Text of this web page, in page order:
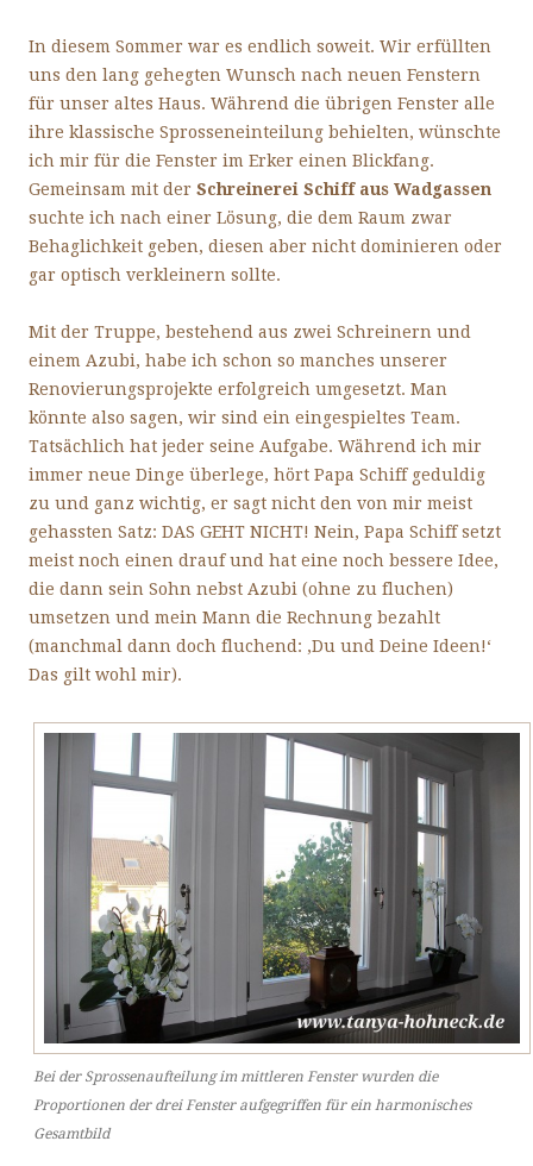
In diesem Sommer war es endlich soweit. Wir erfüllten
uns den lang gehegten Wunsch nach neuen Fenstern
für unser altes Haus. Während die übrigen Fenster alle
ihre klassische Sprosseneinteilung behielten, wünschte
ich mir für die Fenster im Erker einen Blickfang.
Gemeinsam mit der Schreinerei Schiff aus Wadgassen
suchte ich nach einer Lösung, die dem Raum zwar
Behaglichkeit geben, diesen aber nicht dominieren oder
gar optisch verkleinern sollte.
Mit der Truppe, bestehend aus zwei Schreinern und
einem Azubi, habe ich schon so manches unserer
Renovierungsprojekte erfolgreich umgesetzt. Man
könnte also sagen, wir sind ein eingespieltes Team.
Tatsächlich hat jeder seine Aufgabe. Während ich mir
immer neue Dinge überlege, hört Papa Schiff geduldig
zu und ganz wichtig, er sagt nicht den von mir meist
gehassten Satz: DAS GEHT NICHT! Nein, Papa Schiff setzt
meist noch einen drauf und hat eine noch bessere Idee,
die dann sein Sohn nebst Azubi (ohne zu fluchen)
umsetzen und mein Mann die Rechnung bezahlt
(manchmal dann doch fluchend: ‚Du und Deine Ideen!‘
Das gilt wohl mir).
Bei der Sprossenaufteilung im mittleren Fenster wurden die
Proportionen der drei Fenster aufgegriffen für ein harmonisches
Gesamtbild